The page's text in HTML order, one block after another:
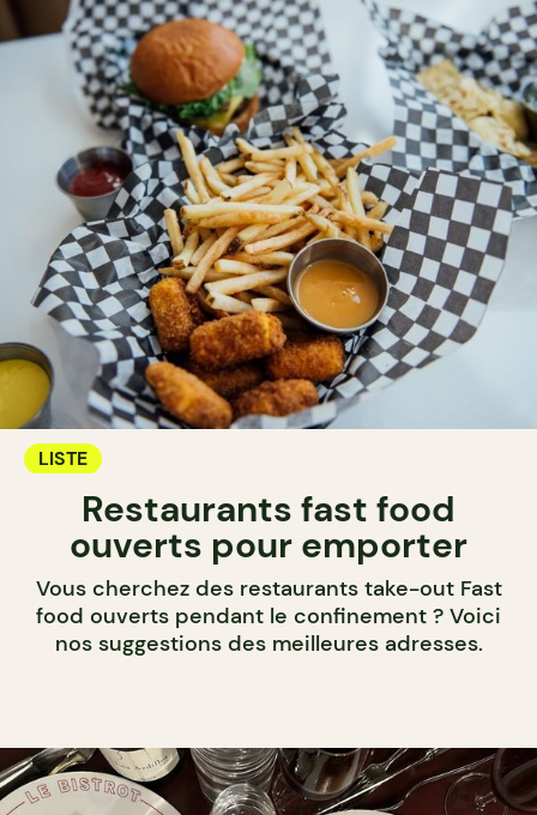
LISTE
Restaurants fast food
ouverts pour emporter
Vous cherchez des restaurants take-out Fast
food ouverts pendant le confinement ? Voici
nos suggestions des meilleures adresses.